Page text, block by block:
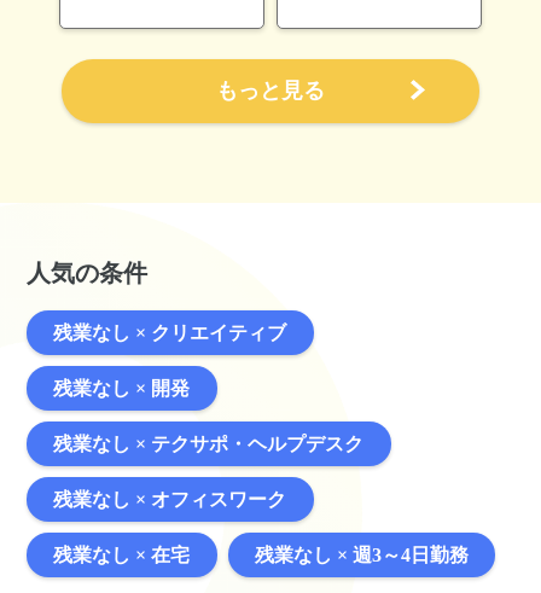
ンバーが担当しますが、ご経
動かしていただく場面もあり
ます。 1案件あたり10人月
程度までの小規模開発が中心
ですが、案件数が豊富なた
ムの更改といった大型案件も
のパッケージデザイン制作
成） ・POPデザイン、写真画
像処理 ・バナー制作 ・新商
品のパッケージ撮影に伴う補
助業務 （サンプルの調理補
ツール】 OS：Mac ツール：
Illustrator/Photoshop
応 ・事故状況の確認 ・怪我
認と事故の保証内容、今後の
ご案内 ※必要に応じて代車や
修理工場の手配 ・ヒアリング
内容を報告書にまとめて提出
もっと見る
人気の条件
残業なし × クリエイティブ
残業なし × 開発
残業なし × テクサポ・ヘルプデスク
残業なし × オフィスワーク
残業なし × 在宅 残業なし × 週3～4日勤務